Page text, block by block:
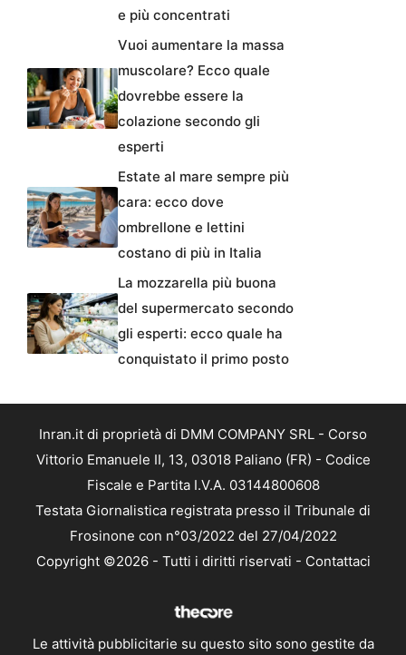
e più concentrati
Vuoi aumentare la massa
muscolare? Ecco quale
dovrebbe essere la
colazione secondo gli
esperti
Estate al mare sempre più
cara: ecco dove
ombrellone e lettini
costano di più in Italia
La mozzarella più buona
del supermercato secondo
gli esperti: ecco quale ha
conquistato il primo posto
Inran.it di proprietà di DMM COMPANY SRL - Corso
Vittorio Emanuele II, 13, 03018 Paliano (FR) - Codice
Fiscale e Partita I.V.A. 03144800608
Testata Giornalistica registrata presso il Tribunale di
Frosinone con n°03/2022 del 27/04/2022
Copyright ©2026 - Tutti i diritti riservati - Contattaci
Le attività pubblicitarie su questo sito sono gestite da